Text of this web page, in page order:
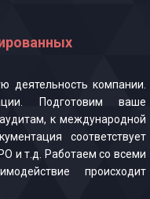
деятельность компании.
Подготовим ваше
к международной
соответствует
и т.д. Работаем со всеми
происходит